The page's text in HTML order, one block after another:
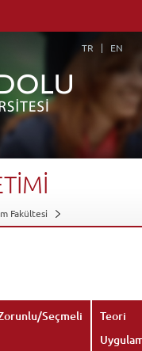
TR EN
Fakültesi
Seçmeli
Teori